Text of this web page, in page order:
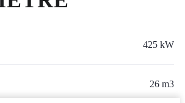
DIELY
425 kW
26 m3